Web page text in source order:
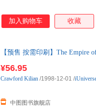
加入购物车 收藏
【预售 按需印刷】The Empire
¥56.95
中图图书旗舰店
Crawford Kilian /1998-12-01 /